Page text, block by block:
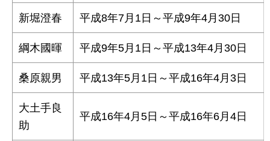
新堀澄春 平成8年7月1日～平成9年4月30日
綱木國暉 平成9年5月1日～平成13年4月30日
桑原親男 平成13年5月1日～平成16年4月3日
大土手良
助
平成16年4月5日～平成16年6月4日